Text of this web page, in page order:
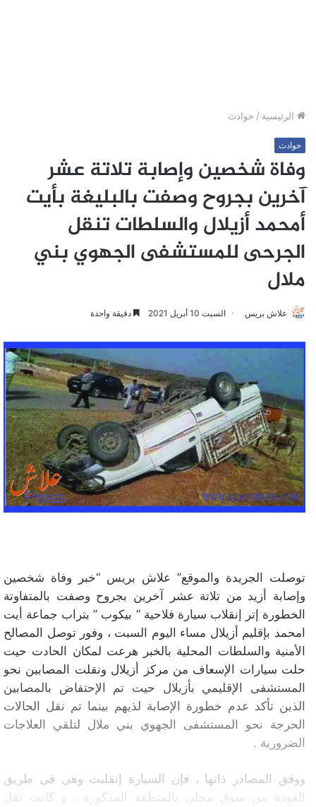
الرئيسية / حوادث
حوادث
وفاة شخصين وإصابة تلاتة عشر
آخرين بجروح وصفت بالبليغة بأيت
أمحمد أزيلال والسلطات تنقل
الجرحى للمستشفى الجهوي بني
ملال
علاش بريس السبت 10 أبريل 2021 دقيقة واحدة
توصلت الجريدة والموقع” علاش بريس “خبر وفاة شخصين
وإصابة أزيد من تلاتة عشر آخرين بجروح وصفت بالمتفاوتة
الخطورة إتر إنقلاب سيارة فلاحية ” بيكوب ” بتراب جماعة أيت
امحمد بإقليم أزيلال مساء اليوم السبت ، وفور توصل المصالح
الأمنية والسلطات المحلية بالخبر هرعت لمكان الحادت حيت
حلت سيارات الإسعاف من مركز أزيلال ونقلت المصابين نحو
المستشفى الإقليمي بأزيلال حيت تم الإحتفاض بالمصابين
الذين تأكد عدم خطورة الإصابة لذيهم بينما تم نقل الحالات
الحرجة نحو المستشفى الجهوي بني ملال لتلقي العلاجات
الضرورية .
ووفق المصادر ذاتها ، فإن السيارة إنقلبت وهي في طريق
العودة من سوق محلي بالمنطقة المذكورة ، و كانت تقل